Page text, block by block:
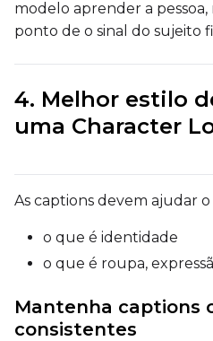
modelo aprender a pessoa,
ponto de o sinal do sujeito
4. Melhor estilo
uma Character
As captions devem ajudar
o que é identidade
o que é roupa,
Mantenha captions
consistentes